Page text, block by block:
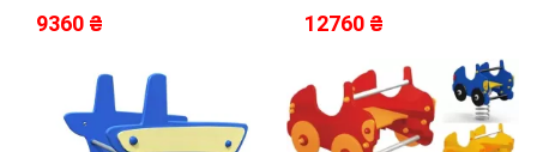
9360 ₴ 12760 ₴